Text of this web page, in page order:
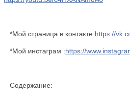
*Мой страница в контакте:https://
*Мой инстаграм :https://
Содержание: